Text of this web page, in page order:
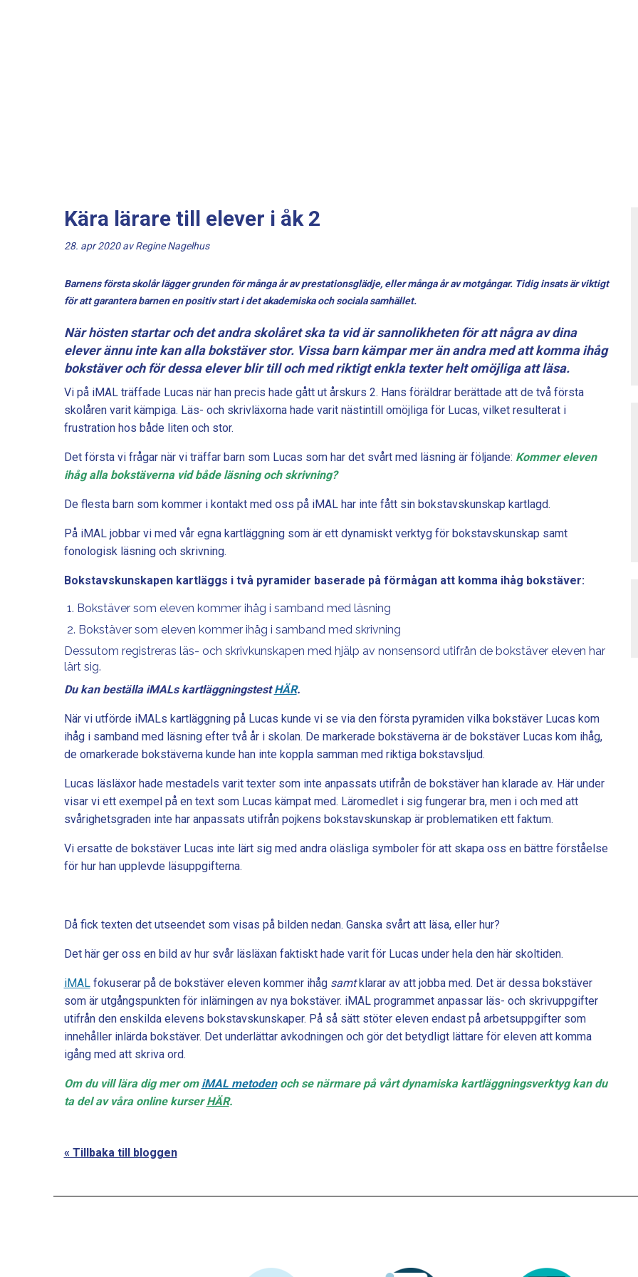
Kära lärare till elever i åk 2
28. apr 2020 avRegine Nagelhus
Barnens första skolår lägger grunden för många år av prestationsglädje, eller många år av motgångar. Tidig insats är viktigt
för att garantera barnen en positiv start i det akademiska och sociala samhället.
När hösten startar och det andra skolåret ska ta vid är sannolikheten för att några av dina
elever ännu inte kan alla bokstäver stor. Vissa barn kämpar mer än andra med att komma ihåg
bokstäver och för dessa elever blir till och med riktigt enkla texter helt omöjliga att läsa.
Vi på iMAL träffade Lucas när han precis hade gått ut årskurs 2. Hans föräldrar berättade att de två första
skolåren varit kämpiga. Läs- och skrivläxorna hade varit nästintill omöjliga för Lucas, vilket resulterat i
frustration hos både liten och stor.
Det första vi frågar när vi träffar barn som Lucas som har det svårt med läsning är följande: Kommer eleven
ihåg alla bokstäverna vid både läsning och skrivning?
De flesta barn som kommer i kontakt med oss på iMAL har inte fått sin bokstavskunskap kartlagd.
På iMAL jobbar vi med vår egna kartläggning som är ett dynamiskt verktyg för bokstavskunskap samt
fonologisk läsning och skrivning.
Bokstavskunskapen kartläggs i två pyramider baserade på förmågan att komma ihåg bokstäver:
1. Bokstäver som eleven kommer ihåg i samband med läsning
2. Bokstäver som eleven kommer ihåg i samband med skrivning
Dessutom registreras läs- och skrivkunskapen med hjälp av nonsensord utifrån de bokstäver eleven har
lärt sig.
Du kan beställa iMALs kartläggningstestHÄR.
När vi utförde iMALs kartläggning på Lucas kunde vi se via den första pyramiden vilka bokstäver Lucas kom
ihåg i samband med läsning efter två år i skolan. De markerade bokstäverna är de bokstäver Lucas kom ihåg,
de omarkerade bokstäverna kunde han inte koppla samman med riktiga bokstavsljud.
Lucas läsläxor hade mestadels varit texter som inte anpassats utifrån de bokstäver han klarade av. Här under
visar vi ett exempel på en text som Lucas kämpat med. Läromedlet i sig fungerar bra, men i och med att
svårighetsgraden inte har anpassats utifrån pojkens bokstavskunskap är problematiken ett faktum.
Vi ersatte de bokstäver Lucas inte lärt sig med andra oläsliga symboler för att skapa oss en bättre förståelse
för hur han upplevde läsuppgifterna.
Då fick texten det utseendet som visas på bilden nedan. Ganska svårt att läsa, eller hur?
Det här ger oss en bild av hur svår läsläxan faktiskt hade varit för Lucas under hela den här skoltiden.
iMALfokuserar på de bokstäver eleven kommer ihåg samtklarar av att jobba med. Det är dessa bokstäver
som är utgångspunkten för inlärningen av nya bokstäver. iMAL programmet anpassar läs- och skrivuppgifter
utifrån den enskilda elevens bokstavskunskaper. På så sätt stöter eleven endast på arbetsuppgifter som
innehåller inlärda bokstäver. Det underlättar avkodningen och gör det betydligt lättare för eleven att komma
igång med att skriva ord.
Om du vill lära dig mer om iMAL metodenoch se närmare på vårt dynamiska kartläggningsverktyg kan du
ta del av våra online kurserHÄR.
« Tillbaka till bloggen